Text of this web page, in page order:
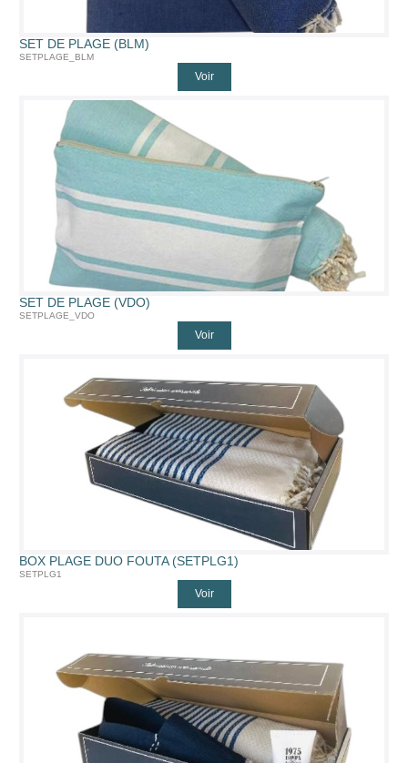
SET DE PLAGE (BLM)
SETPLAGE_BLM
Voir
SET DE PLAGE (VDO)
SETPLAGE_VDO
Voir
BOX PLAGE DUO FOUTA (SETPLG1)
SETPLG1
Voir